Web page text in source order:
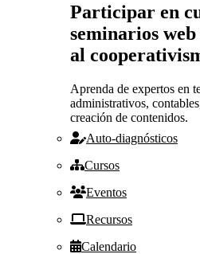
Participar en
seminarios
al
Aprenda de expertos en
administrativos,
creación de contenidos.
Auto-diagnósticos
Cursos
Eventos
Recursos
Calendario